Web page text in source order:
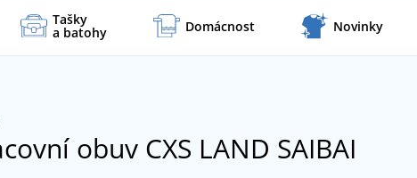
Tašky
a batohy Domácnost Novinky
obuv CXS LAND SAIBAI